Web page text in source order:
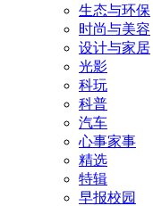
生态与环保
时尚与美容
设计与家居
光影
科玩
科普
汽车
心事家事
精选
特辑
早报校园